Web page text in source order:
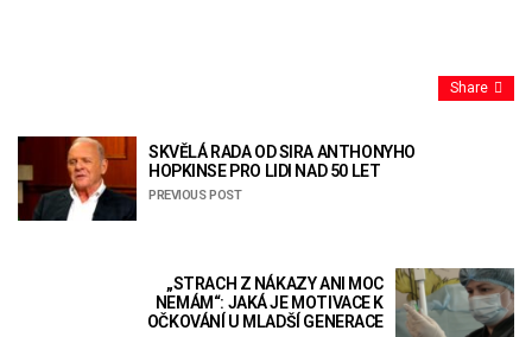
Share
SKVĚLÁ RADA OD SIRA ANTHONYHO
HOPKINSE PRO LIDI NAD 50 LET
PREVIOUS POST
„STRACH Z NÁKAZY ANI MOC
NEMÁM“: JAKÁ JE MOTIVACE K
OČKOVÁNÍ U MLADŠÍ GENERACE